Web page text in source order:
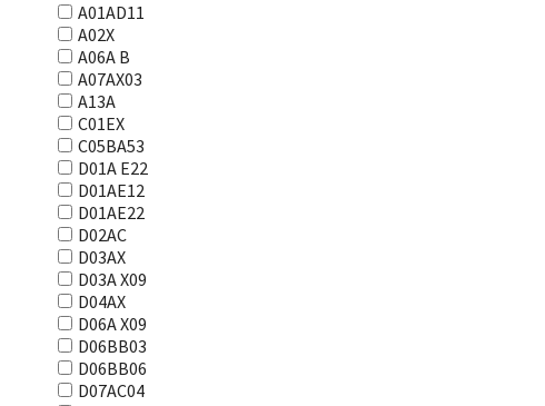
A01AD11
A02X
A06A В
A07AX03
A13A
C01EX
C05BA53
D01A E22
D01AE12
D01AE22
D02AC
D03AX
D03A X09
D04AX
D06A X09
D06BB03
D06BB06
D07AC04